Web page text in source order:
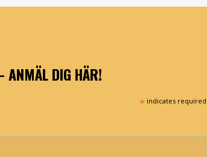
ANMÄL DIG HÄR!
* indicates required